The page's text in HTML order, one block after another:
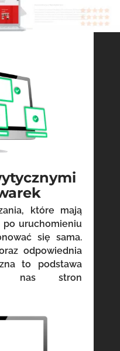
które mają
po uruchomieniu
się sama.
odpowiednia
to podstawa
nas stron